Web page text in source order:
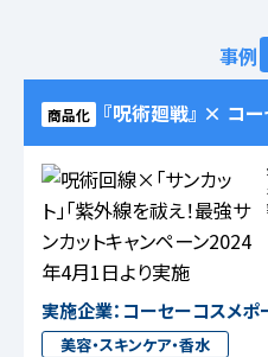
事例
商品化 『呪術廻戦』 × コ
実施企業：コーセーコスメ
美容・スキンケア・香水